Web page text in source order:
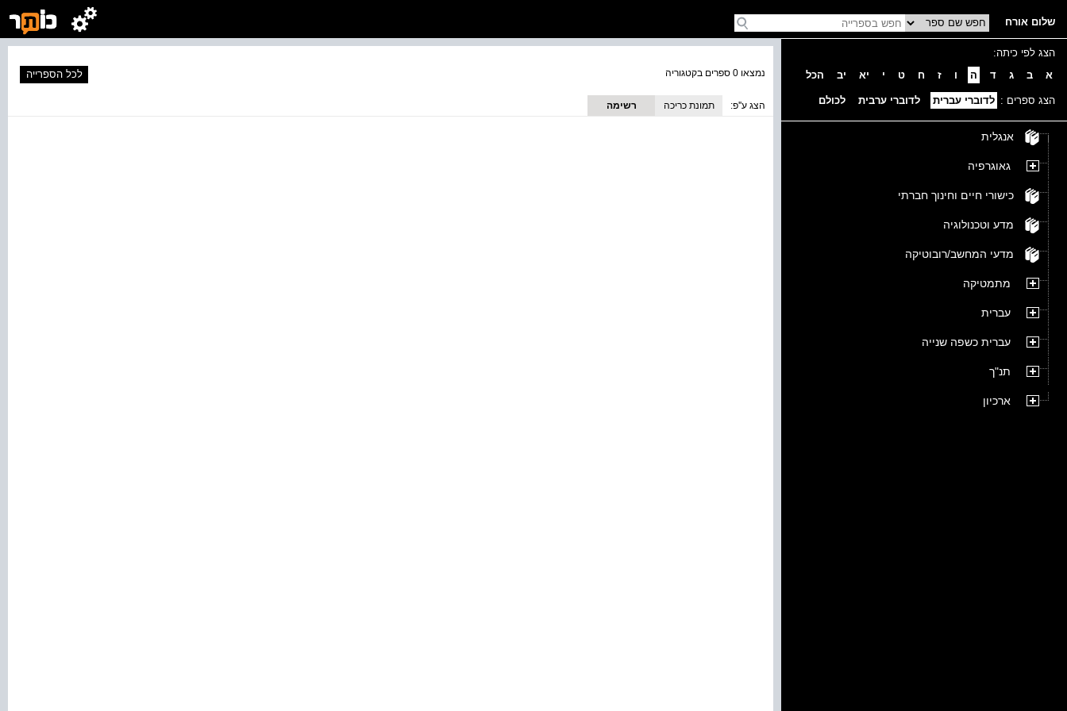
שלום אורח
הצג לפי כיתה:
א
ב ג ד ה ו ז ח ט י יא יב הכל
הצג ספרים : לדוברי עברית לדוברי ערבית לכולם
אנגלית
גאוגרפיה
כישורי חיים וחינוך חברתי
מדע וטכנולוגיה
מדעי המחשב/רובוטיקה
מתמטיקה
עברית
עברית כשפה שנייה
תנ"ך
ארכיון
נמצאו 0 ספרים בקטגוריה לכל הספרייה
הצג ע''פ: תמונת כריכה רשימה